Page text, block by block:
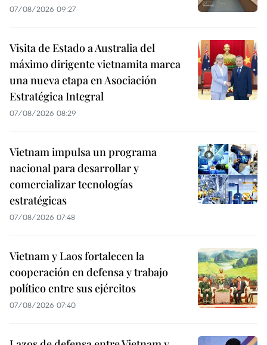
07/08/2026 09:27
Visita de Estado a Australia del
máximo dirigente vietnamita marca
una nueva etapa en Asociación
Estratégica Integral
07/08/2026 08:29
Vietnam impulsa un programa
nacional para desarrollar y
comercializar tecnologías
estratégicas
07/08/2026 07:48
Vietnam y Laos fortalecen la
cooperación en defensa y trabajo
político entre sus ejércitos
07/08/2026 07:40